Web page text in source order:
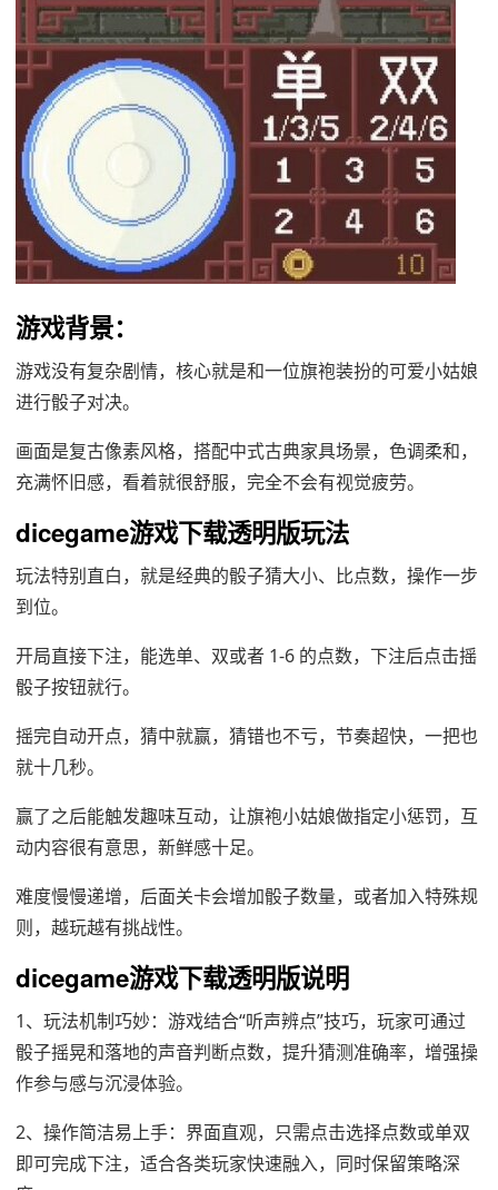
游戏背景：
游戏没有复杂剧情，核心就是和一位旗袍装扮的可爱小姑娘
进行骰子对决。
画面是复古像素风格，搭配中式古典家具场景，色调柔和，
充满怀旧感，看着就很舒服，完全不会有视觉疲劳。
dicegame游戏下载透明版玩法
玩法特别直白，就是经典的骰子猜大小、比点数，操作一步
到位。
开局直接下注，能选单、双或者 1-6 的点数，下注后点击摇
骰子按钮就行。
摇完自动开点，猜中就赢，猜错也不亏，节奏超快，一把也
就十几秒。
赢了之后能触发趣味互动，让旗袍小姑娘做指定小惩罚，互
动内容很有意思，新鲜感十足。
难度慢慢递增，后面关卡会增加骰子数量，或者加入特殊规
则，越玩越有挑战性。
dicegame游戏下载透明版说明
1、玩法机制巧妙‌：游戏结合“听声辨点”技巧，玩家可通过
骰子摇晃和落地的声音判断点数，提升猜测准确率，增强操
作参与感与沉浸体验。
2、‌操作简洁易上手‌：界面直观，只需点击选择点数或单双
即可完成下注，适合各类玩家快速融入，同时保留策略深